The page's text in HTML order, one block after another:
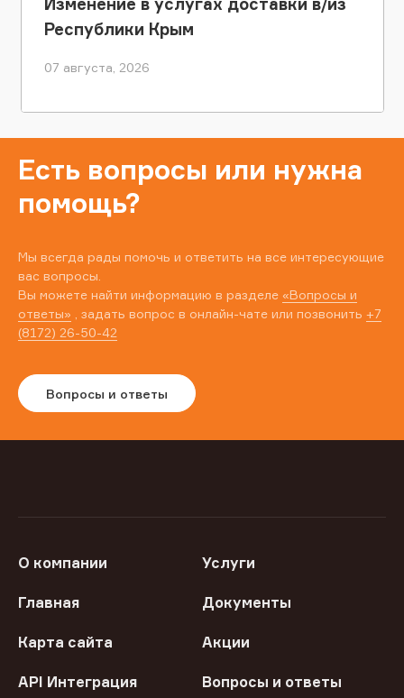
Изменение в услугах доставки в/из
Республики Крым
07 августа, 2026
Есть вопросы или нужна
помощь?
Мы всегда рады помочь и ответить на все интересующие
вас вопросы.
Вы можете найти информацию в разделе «Вопросы и
ответы» , задать вопрос в онлайн-чате или позвонить +7
(8172) 26-50-42
Вопросы и ответы
О компании Услуги
Главная Документы
Карта сайта Акции
API Интеграция Вопросы и ответы